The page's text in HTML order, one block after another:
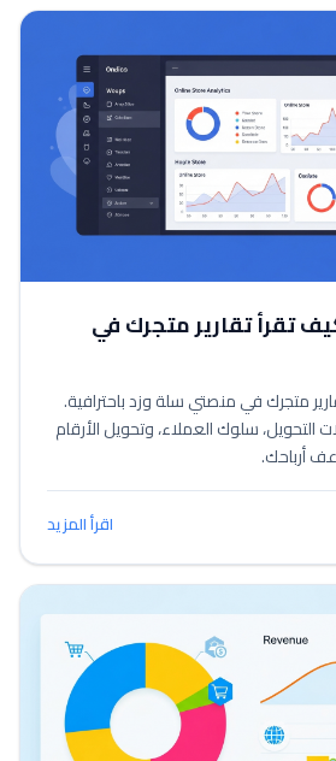
تقرأ تقارير متجرك في
متجرك في منصتي سلة وزد باحترافية.
سلوك العملاء، وتحويل الأرقام
أرباحك.
اقرأ المزيد